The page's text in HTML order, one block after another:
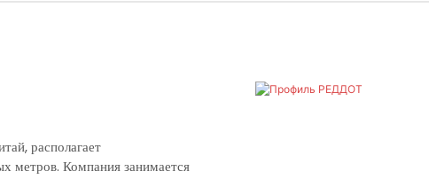
располагает
метров. Компания занимается